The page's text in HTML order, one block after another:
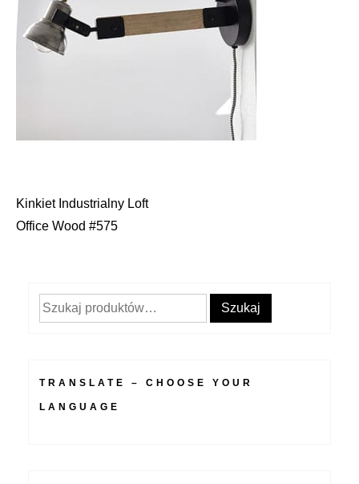
Nawigacja
Kinkiet Industrialny Loft
Office Wood #575
Szukaj: Szukaj
TRANSLATE – CHOOSE YOUR
LANGUAGE